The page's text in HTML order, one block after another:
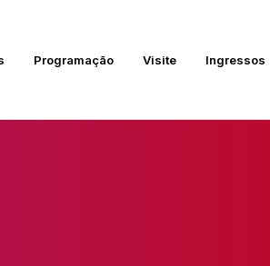
Programação Visite Ingressos